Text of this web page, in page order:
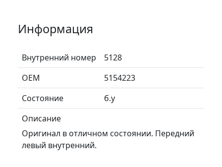
Информация
Внутренний номер
5128
ОЕМ
5154223
Состояние
б.у
Описание
Оригинал в отличном состоянии. Передний
левый внутренний.